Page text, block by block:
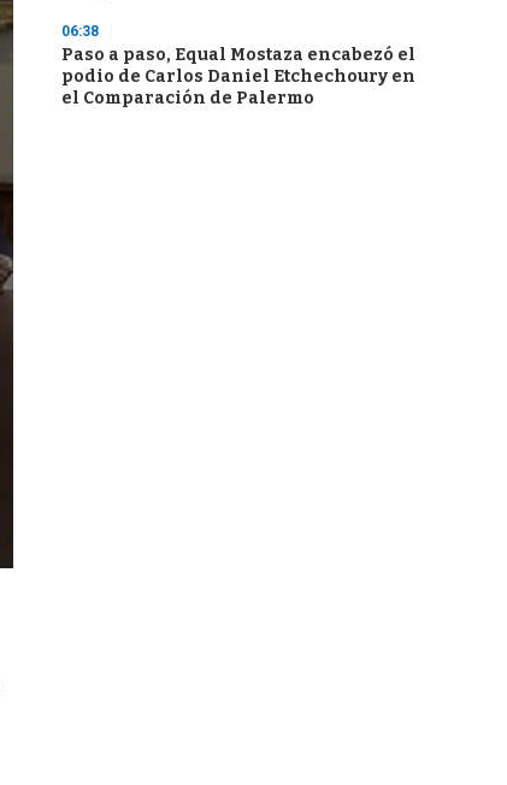
06:38
Paso a paso, Equal Mostaza encabezó el
podio de Carlos Daniel Etchechoury en
el Comparación de Palermo